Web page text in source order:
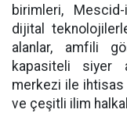
birimleri,
dijital
alanlar, amfili
kapasiteli siyer
merkezi ile ihtisas
ve çeşitli ilim